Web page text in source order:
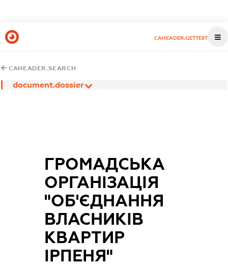
CAHEADER.GETTEST
CAHEADER.SEARCH
document.dossier
ГРОМАДСЬКА
ОРГАНІЗАЦІЯ
"ОБ'ЄДНАННЯ
ВЛАСНИКІВ
КВАРТИР
ІРПЕНЯ"